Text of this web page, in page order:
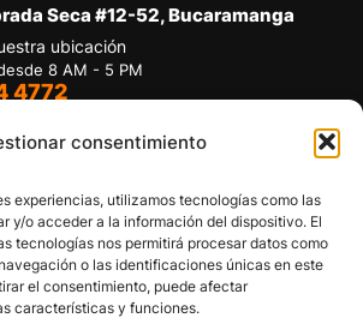
consentimiento
experiencias, utilizamos tecnologías como las
y/o acceder a la información del dispositivo. El
tecnologías nos permitirá procesar datos como
o las identificaciones únicas en este
el consentimiento, puede afectar
características y funciones.
Seca #12-52, Bucaramanga
ubicación
8 AM - 5 PM
4772
WhatsApp
Políticas de privacidad
de devoluciones y/o reembolsos